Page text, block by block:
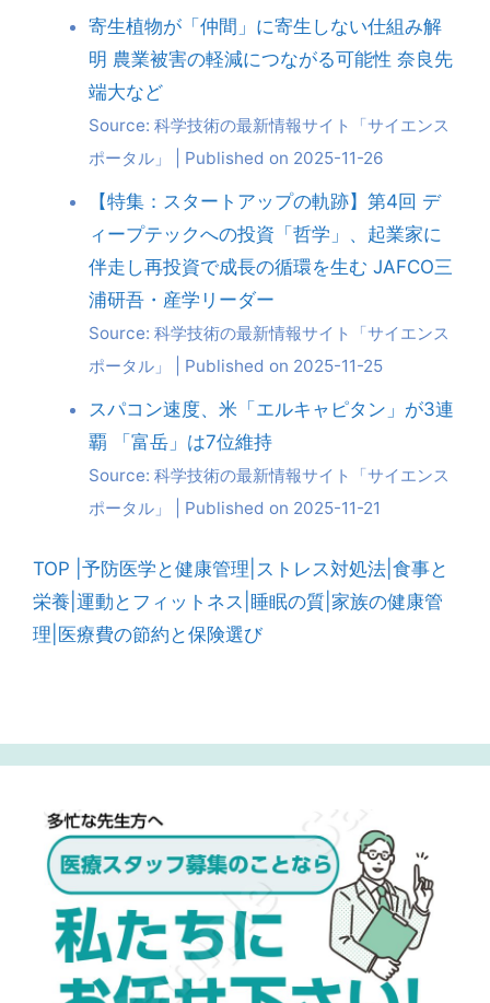
寄生植物が「仲間」に寄生しない仕組み解
明 農業被害の軽減につながる可能性 奈良先
端大など
Source: 科学技術の最新情報サイト「サイエンス
ポータル」
Published on 2025-11-26
【特集：スタートアップの軌跡】第4回 デ
ィープテックへの投資「哲学」、起業家に
伴走し再投資で成長の循環を生む JAFCO三
浦研吾・産学リーダー
Source: 科学技術の最新情報サイト「サイエンス
ポータル」
Published on 2025-11-25
スパコン速度、米「エルキャピタン」が3連
覇 「富岳」は7位維持
Source: 科学技術の最新情報サイト「サイエンス
ポータル」
Published on 2025-11-21
TOP | 予防医学と健康管理| ストレス対処法| 食事と
栄養| 運動とフィットネス| 睡眠の質| 家族の健康管
理| 医療費の節約と保険選び